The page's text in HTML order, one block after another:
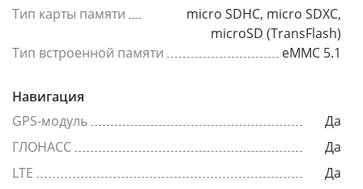
Тип карты памяти
micro SDHC, micro SDXC,
microSD (TransFlash)
Тип встроенной памяти
eMMC 5.1
Навигация
GPS-модуль
Да
ГЛОНАСС
Да
LTE
Да